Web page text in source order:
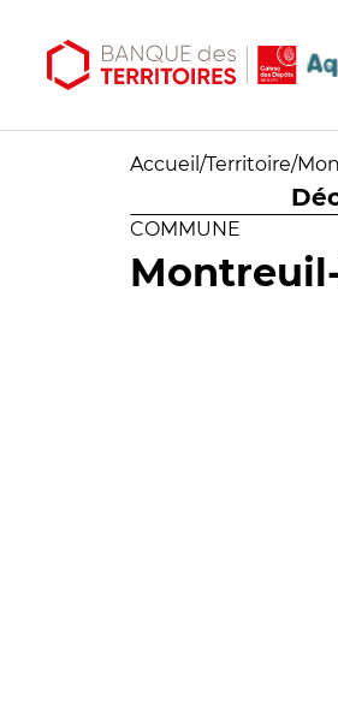
Accueil /Territoire/
COMMUNE